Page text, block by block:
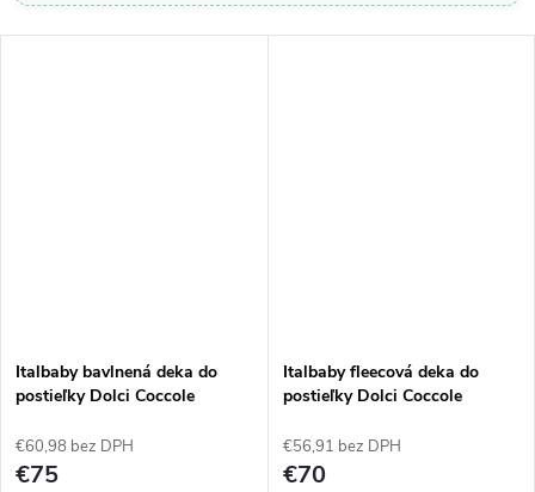
Italbaby bavlnená deka do
postieľky Dolci Coccole
€60,98 bez DPH
€75
Italbaby fleecová deka do
postieľky Dolci Coccole
€56,91 bez DPH
€70